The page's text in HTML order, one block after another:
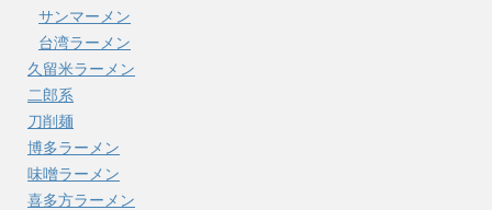
サンマーメン
台湾ラーメン
久留米ラーメン
二郎系
刀削麺
博多ラーメン
味噌ラーメン
喜多方ラーメン